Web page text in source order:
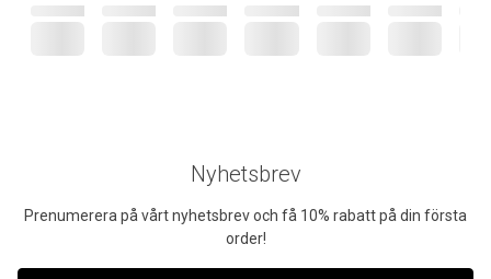
Nyhetsbrev
Prenumerera på vårt nyhetsbrev och få 10% rabatt på din första
order!